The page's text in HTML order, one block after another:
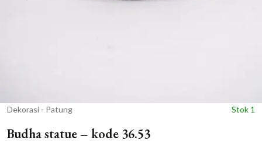
Dekorasi - Patung Stok 1
Budha statue – kode 36.53